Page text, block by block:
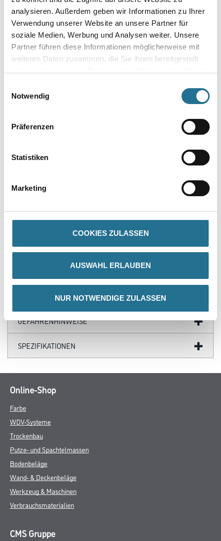
analysieren. Außerdem geben wir Informationen zu Ihrer
Verwendung unserer Website an unsere Partner für
soziale Medien, Werbung und Analysen weiter. Unsere
Partner führen diese Informationen möglicherweise mit
weiteren Daten zusammen, die Sie ihnen bereitgestellt
Notwendig
Präferenzen
Statistiken
Marketing
COOKIES ZULASSEN
AUSWAHL ERLAUBEN
NUR NOTWENDIGE ZULASSEN
Umrechnungsfaktoren
- Kräftiges E-Papier
- Fußbodenbearbeitung
ZUSATZINFOS
GEFAHRENHINWEISE
SPEZIFIKATIONEN
Online-Shop
Farbe
WDV-Systeme
Trockenbau
Putze- und Spachtelmassen
Bodenbeläge
Wand- & Deckenbeläge
Werkzeug & Maschinen
Verbrauchsmaterialien
CMS Gruppe